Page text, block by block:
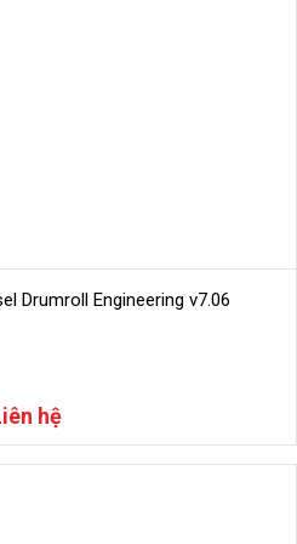
hỗ trợ chẩn đoán thông
Drumroll Engineering v7.06
hệ